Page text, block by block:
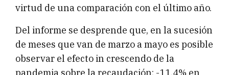
virtud de una comparación con el último año.
Del informe se desprende que, en la sucesión
de meses que van de marzo a mayo es posible
observar el efecto in crescendo de la